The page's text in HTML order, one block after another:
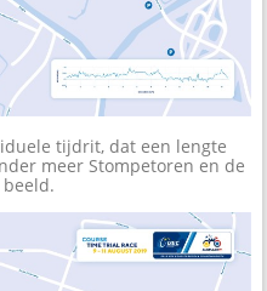
tijdrit, dat een lengte
meer Stompetoren en de